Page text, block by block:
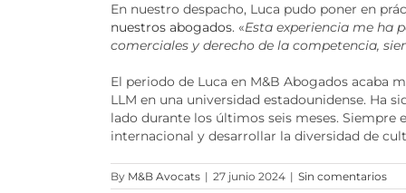
En nuestro despacho, Luca pudo poner en
nuestros abogados. «Esta experiencia me ha
comerciales y derecho de la competencia,
El periodo de Luca en M&B Abogados acaba
LLM en una universidad estadounidense. Ha
lado durante los últimos seis meses.
internacional y desarrollar la diversidad de
By M&B Avocats | 27 junio 2024 | Sin comentarios